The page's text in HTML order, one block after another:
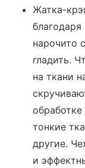
Жатка-
нарочито
гладить.
на ткани
тонкие
другие.
и